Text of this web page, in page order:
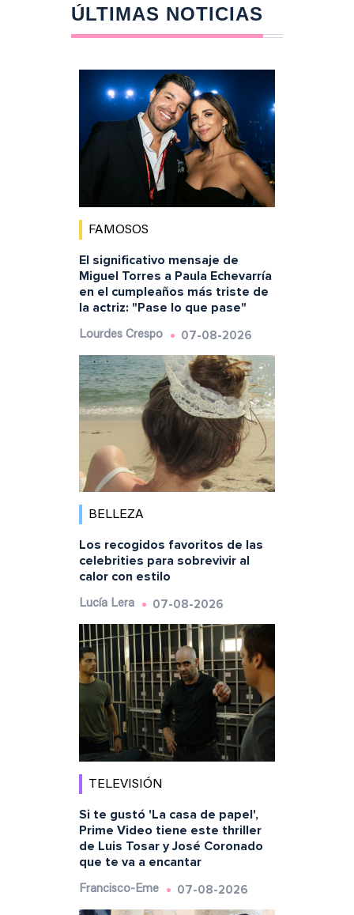
ÚLTIMAS NOTICIAS
FAMOSOS
El significativo mensaje de
Miguel Torres a Paula Echevarría
en el cumpleaños más triste de
la actriz: "Pase lo que pase"
Lourdes Crespo 07-08-2026
BELLEZA
Los recogidos favoritos de las
celebrities para sobrevivir al
calor con estilo
Lucía Lera 07-08-2026
TELEVISIÓN
Si te gustó 'La casa de papel',
Prime Video tiene este thriller
de Luis Tosar y José Coronado
que te va a encantar
Francisco-Eme 07-08-2026